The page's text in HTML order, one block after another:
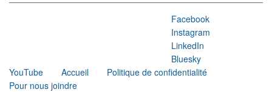
Facebook
Instagram
LinkedIn
Bluesky
YouTube
Accueil
Politique de confidentialité
Pour nous joindre